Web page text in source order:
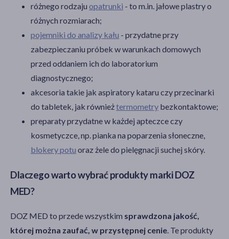
różnego rodzaju opatrunki - to m.in. jałowe plastry o
różnych rozmiarach;
pojemniki do analizy kału - przydatne przy
zabezpieczaniu próbek w warunkach domowych
przed oddaniem ich do laboratorium
diagnostycznego;
akcesoria takie jak aspiratory kataru czy przecinarki
do tabletek, jak równieżtermometry bezkontaktowe;
preparaty przydatne w każdej apteczce czy
kosmetyczce, np. pianka na poparzenia słoneczne,
blokery potu oraz żele do pielęgnacji suchej skóry.
Dlaczego warto wybrać produkty marki DOZ
MED?
DOZ MED to przede wszystkim sprawdzona jakość,
której można zaufać, w przystępnej cenie. Te produkty